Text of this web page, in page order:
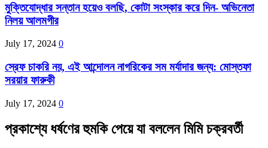
মুক্তিযোদ্ধার সন্তান হয়েও বলছি, কোটা সংস্কার করে দিন- অভিনেতা
নিলয় আলমগীর
July 17, 2024 0
স্রেফ চাকরি নয়, এই আন্দোলন নাগরিকের সম মর্যাদার জন্য: মোস্তফা
সরয়ার ফারুকী
July 17, 2024 0
প্রকাশ্যে ধর্ষণের হুমকি পেয়ে যা বললেন মিমি চক্রবর্তী